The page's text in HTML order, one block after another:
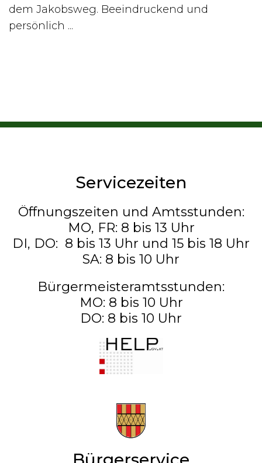
dem Jakobsweg. Beeindruckend und
persönlich ...
Servicezeiten
Öffnungszeiten und Amtsstunden:
MO, FR: 8 bis 13 Uhr
DI, DO: 8 bis 13 Uhr und 15 bis 18 Uhr
SA: 8 bis 10 Uhr
Bürgermeisteramtsstunden:
MO: 8 bis 10 Uhr
DO: 8 bis 10 Uhr